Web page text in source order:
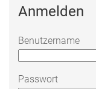
Anmelden
Benutzername
Passwort